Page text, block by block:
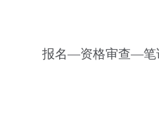
报名—资格审查—